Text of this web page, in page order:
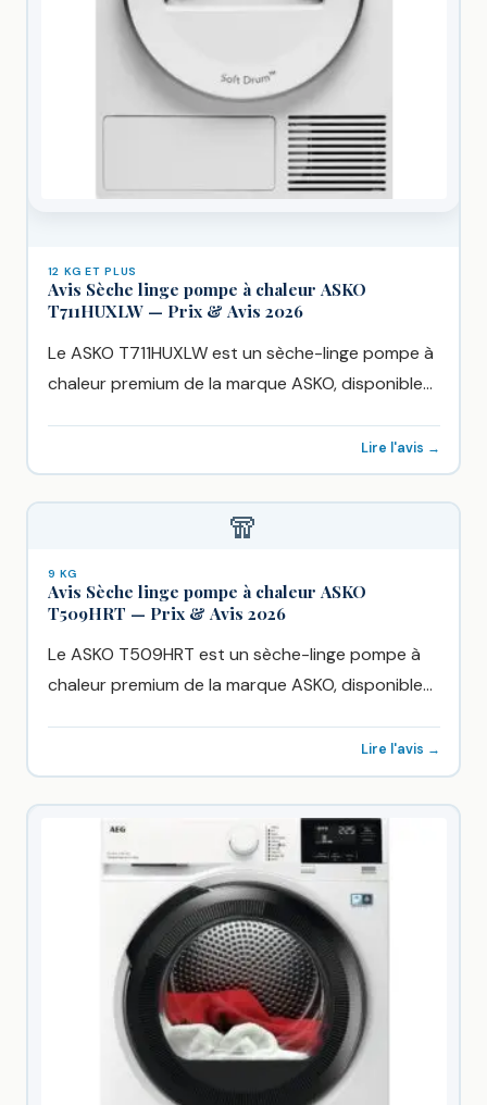
12 KG ET PLUS
Avis Sèche linge pompe à chaleur ASKO
T711HUXLW — Prix & Avis 2026
Le ASKO T711HUXLW est un sèche-linge pompe à
chaleur premium de la marque ASKO, disponible
Lire l'avis →
🧣
9 KG
Avis Sèche linge pompe à chaleur ASKO
T509HRT — Prix & Avis 2026
Le ASKO T509HRT est un sèche-linge pompe à
chaleur premium de la marque ASKO, disponible
Lire l'avis →